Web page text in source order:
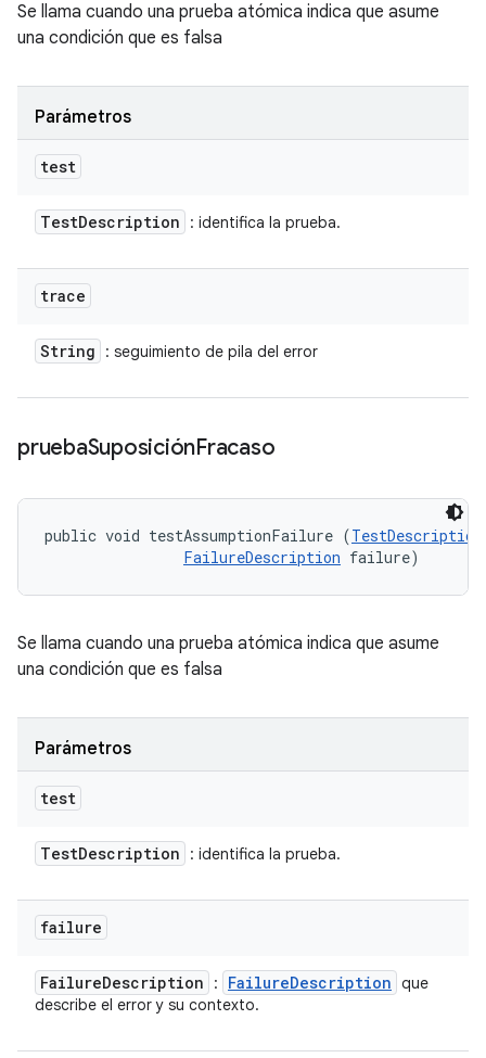
Se llama cuando una prueba atómica indica que asume
una condición que es falsa
Parámetros
test
TestDescription : identifica la prueba.
trace
String : seguimiento de pila del error
pruebaSuposiciónFracaso
public void testAssumptionFailure (TestDescription
FailureDescription failure)
Se llama cuando una prueba atómica indica que asume
una condición que es falsa
Parámetros
test
TestDescription : identifica la prueba.
failure
FailureDescription : FailureDescription que
describe el error y su contexto.